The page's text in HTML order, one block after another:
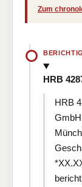
Zum
HRB
HRB